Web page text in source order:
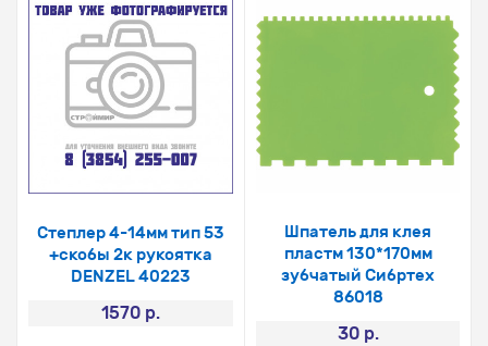
Степлер 4-14мм тип 53
+скобы 2к рукоятка
DENZEL 40223
1570 р.
Шпатель для клея
пластм 130*170мм
зубчатый Сибртех
86018
30 р.